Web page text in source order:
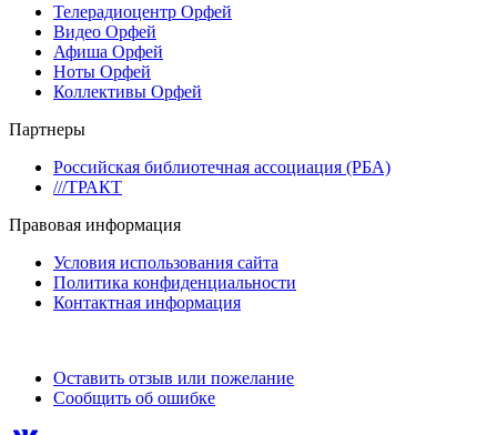
Телерадиоцентр Орфей
Видео Орфей
Афиша Орфей
Ноты Орфей
Коллективы Орфей
Партнеры
Российская библиотечная ассоциация (РБА)
///ТРАКТ
Правовая информация
Условия использования сайта
Политика конфиденциальности
Контактная информация
Оставить отзыв или пожелание
Сообщить об ошибке